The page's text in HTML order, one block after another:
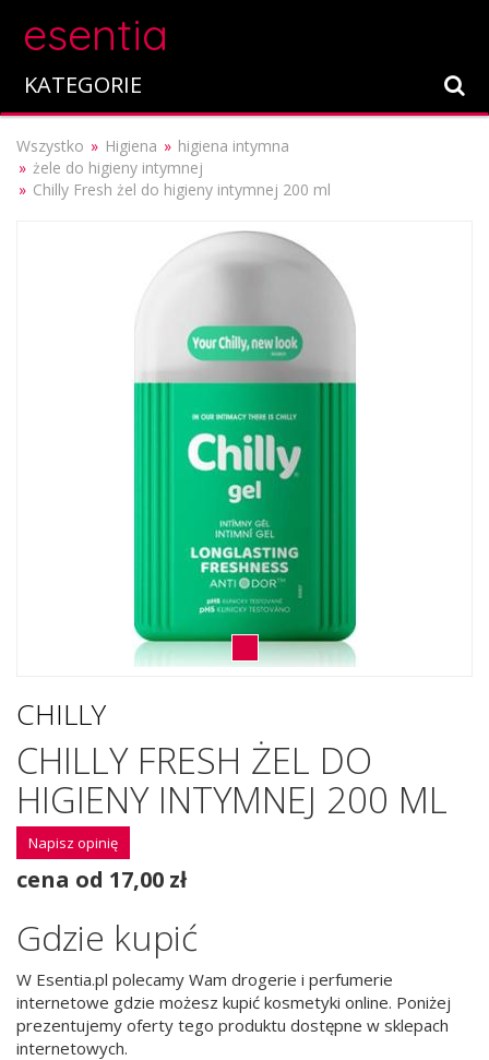
esentia
KATEGORIE
Wszystko Higiena
higiena intymna
żele do higieny intymnej
Chilly Fresh żel do higieny intymnej 200 ml
CHILLY
CHILLY FRESH ŻEL DO
HIGIENY INTYMNEJ 200 ML
Napisz opinię
cena od 17,00 zł
Gdzie kupić
W Esentia.pl polecamy Wam drogerie i perfumerie
internetowe gdzie możesz kupić kosmetyki online. Poniżej
prezentujemy oferty tego produktu dostępne w sklepach
internetowych.